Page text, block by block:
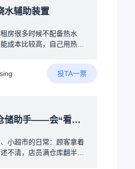
在50元以内，我接触过一
硬件什么的不太了解，了
刚开始了解……所以关于
都没有公开具体的硬件信息
的，只是一些展示，并且
什么的，并且要求体积小
佬看到后分享一些方案之
水辅助装置
房很多时候不配备热水
成本比较高，自己用热得
以需要设计一款协助烧水的
确保接地，不会触电，其次
方式，首先是温度设定功
温，保证一直有热水，还
时间，使用全自动洗衣机
热器，真正无需人干预智
投TA一票
——会“看图听话”的智能货架地图
小超市的日常：顾客拿着
不清，店员满仓库翻半